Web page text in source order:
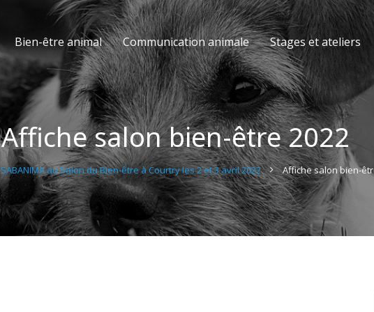
Bien-être animal Communication animale Stages et ateliers
Affiche salon bien-être 2022
SABANIMA au Salon du Bien-être à Courtry les 2 et 3 avril 2022 Affiche salon bien-